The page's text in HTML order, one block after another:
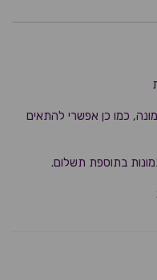
כמו כן אפשרי להתאים
בתוספת תשלום.